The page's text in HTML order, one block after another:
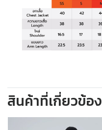
สินค้าที่เกี่ยวข้อง